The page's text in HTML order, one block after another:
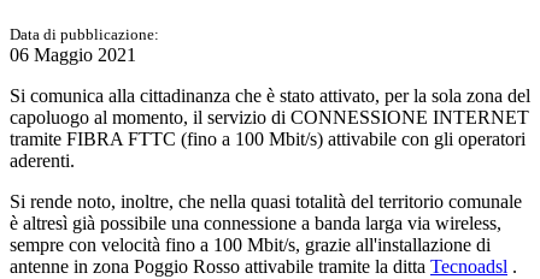
Data di pubblicazione:
06 Maggio 2021
Si comunica alla cittadinanza che è stato attivato, per la sola zona del
capoluogo al momento, il servizio di CONNESSIONE INTERNET
tramite FIBRA FTTC (fino a 100 Mbit/s) attivabile con gli operatori
aderenti.
Si rende noto, inoltre, che nella quasi totalità del territorio comunale
è altresì già possibile una connessione a banda larga via wireless,
sempre con velocità fino a 100 Mbit/s, grazie all'installazione di
antenne in zona Poggio Rosso attivabile tramite la ditta Tecnoadsl .